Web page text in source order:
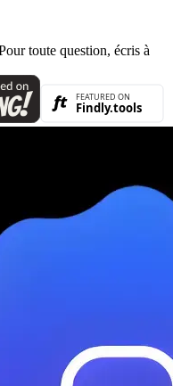
toute question, écris à